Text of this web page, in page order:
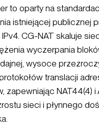
to oparty na
istniejącej publicznej
CG-NAT skaluje
wyczerpania
wysoce
translacji
zapewniając NAT44(4) i
sieci i płynnego